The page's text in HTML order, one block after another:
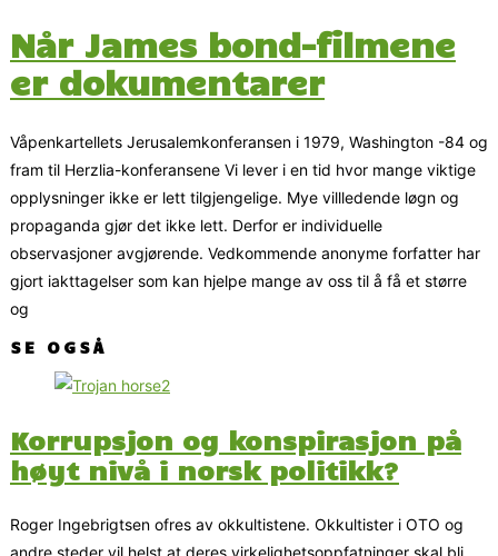
Når James bond-filmene
er dokumentarer
Våpenkartellets Jerusalemkonferansen i 1979, Washington -84 og
fram til Herzlia-konferansene Vi lever i en tid hvor mange viktige
opplysninger ikke er lett tilgjengelige. Mye villledende løgn og
propaganda gjør det ikke lett. Derfor er individuelle
observasjoner avgjørende. Vedkommende anonyme forfatter har
gjort iakttagelser som kan hjelpe mange av oss til å få et større
og
SE OGSÅ
Korrupsjon og konspirasjon på
høyt nivå i norsk politikk?
Roger Ingebrigtsen ofres av okkultistene. Okkultister i OTO og
andre steder vil helst at deres virkelighetsoppfatninger skal bli